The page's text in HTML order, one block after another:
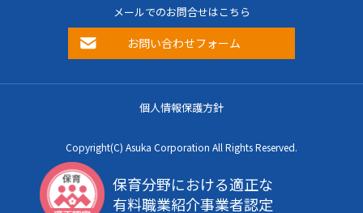
メールでのお問合せはこちら
お問い合わせフォーム
個人情報保護方針
Copyright(C) Asuka Corporation All Rights Reserved.
保育分野における適正な
有料職業紹介事業者認定